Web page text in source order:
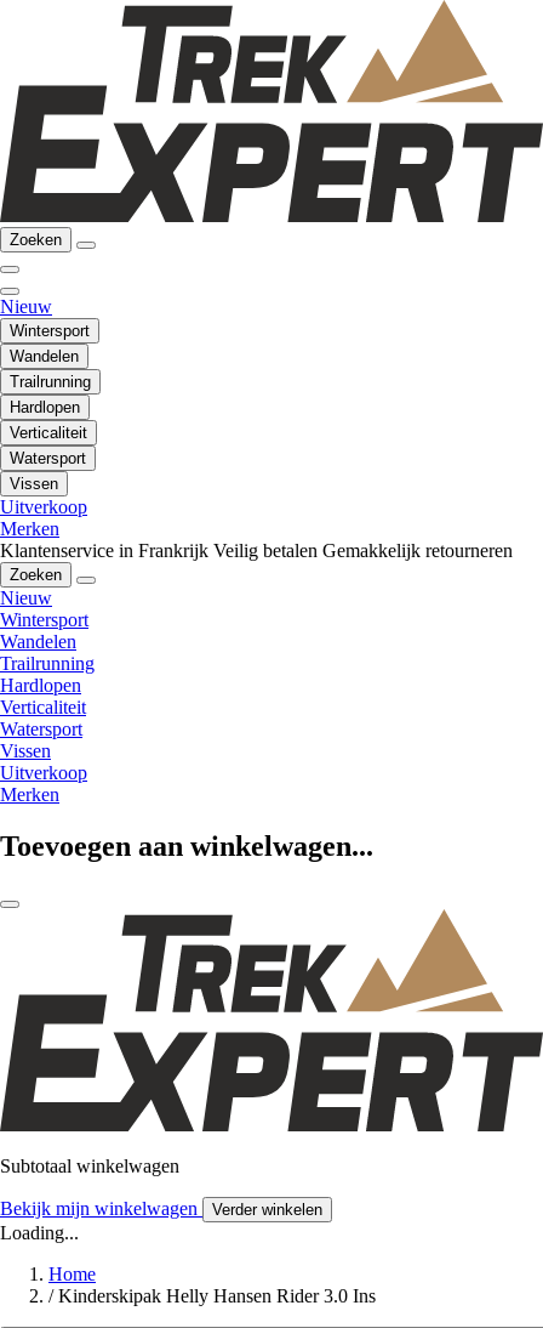
Zoeken
Nieuw
Wintersport
Wandelen
Trailrunning
Hardlopen
Verticaliteit
Watersport
Vissen
Uitverkoop
Merken
Klantenservice in Frankrijk Veilig betalen Gemakkelijk retourneren
Zoeken
Nieuw
Wintersport
Wandelen
Trailrunning
Hardlopen
Verticaliteit
Watersport
Vissen
Uitverkoop
Merken
Toevoegen aan winkelwagen...
Subtotaal winkelwagen
Bekijk mijn winkelwagen Verder winkelen
Loading...
Home
/ Kinderskipak Helly Hansen Rider 3.0 Ins